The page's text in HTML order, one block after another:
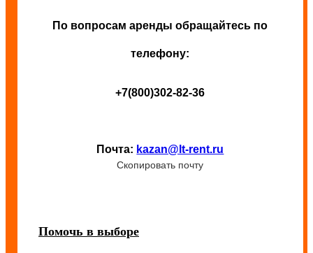
По вопросам аренды обращайтесь по
телефону:
+7(800)302-82-36
Почта: kazan@lt-rent.ru
Скопировать почту
Помочь в выборе